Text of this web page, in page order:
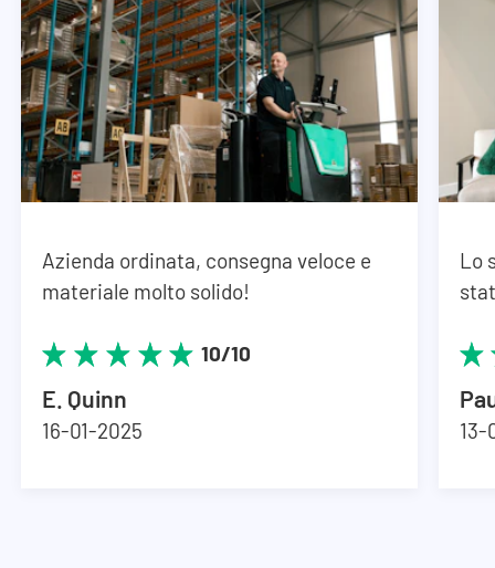
Azienda ordinata, consegna veloce e
materiale molto solido!
10/10
E. Quinn
16-01-2025
Lo
13-